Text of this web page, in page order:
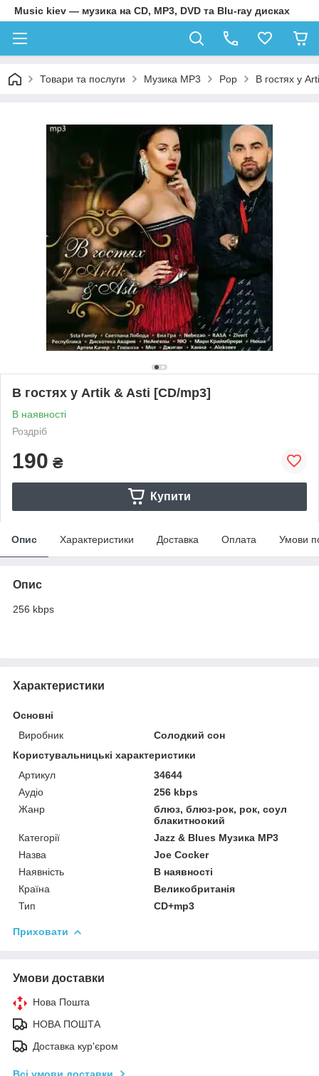
Music kiev — музика на CD, MP3, DVD та Blu-ray дисках
Товари та послуги Музика MP3 Pop В гостях у
В гостях у Artik & Asti [CD/mp3]
В наявності
Роздріб
190 ₴
Купити
Опис Характеристики Доставка Оплата Умови
Опис
256 kbps
Характеристики
Основні
Виробник
Солодкий сон
Користувальницькі характеристики
Артикул
34644
Аудіо
256 kbps
Жанр
блюз, блюз-рок, рок, соул
блакитноокий
Категорії
Jazz & Blues Музика MP3
Назва
Joe Cocker
Наявність
В наявності
Країна
Великобританія
Тип
CD+mp3
Приховати
Умови доставки
Нова Пошта
НОВА ПОШТА
Доставка кур'єром
Всі умови доставки